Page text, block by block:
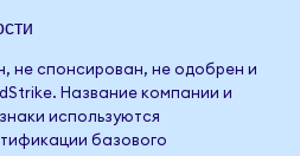
не спонсирован, не одобрен и
Название компании и
используются
базового